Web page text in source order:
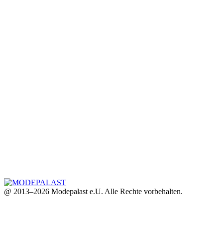
@ 2013–2026 Modepalast e.U. Alle Rechte vorbehalten.